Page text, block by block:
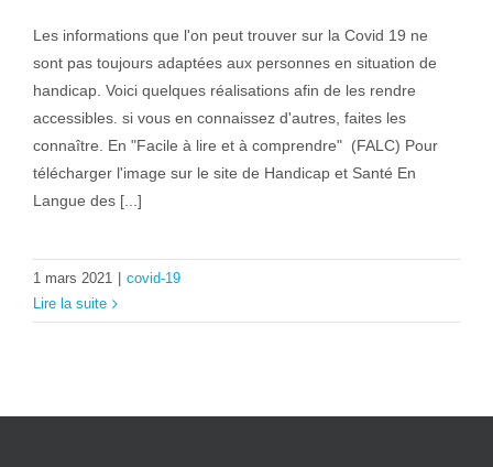
Les informations que l'on peut trouver sur la Covid 19 ne
sont pas toujours adaptées aux personnes en situation de
handicap. Voici quelques réalisations afin de les rendre
accessibles. si vous en connaissez d'autres, faites les
connaître. En "Facile à lire et à comprendre" (FALC) Pour
télécharger l'image sur le site de Handicap et Santé En
Langue des [...]
1 mars 2021
covid-19
Lire la suite